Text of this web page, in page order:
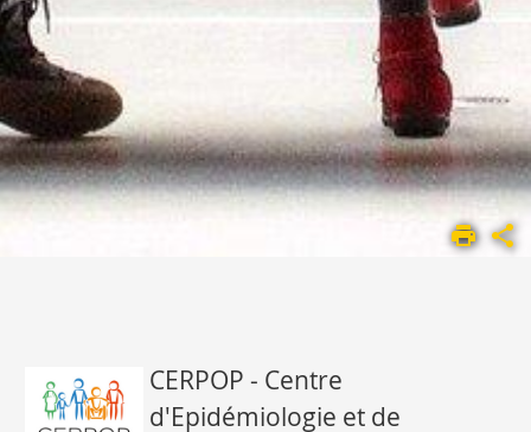
CERPOP - Centre
d'Epidémiologie et de